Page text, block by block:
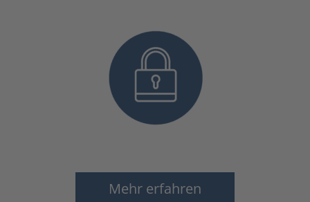
Mehr erfahren